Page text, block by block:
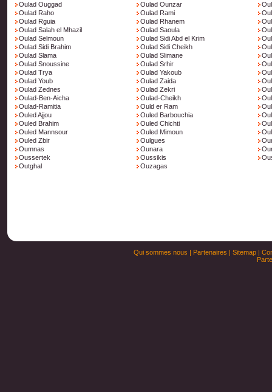
Oulad Ouggad
Oulad Ounzar
Oulad Raho
Oulad Rami
Oulad Rguia
Oulad Rhanem
Oulad Salah el Mhazil
Oulad Saoula
Oulad Selmoun
Oulad Sidi Abd el Krim
Oulad Sidi Brahim
Oulad Sidi Cheikh
Oulad Slama
Oulad Slimane
Oulad Snoussine
Oulad Srhir
Oulad Trya
Oulad Yakoub
Oulad Youb
Oulad Zaida
Oulad Zednes
Oulad Zekri
Oulad-Ben-Aicha
Oulad-Cheikh
Oulad-Ramitia
Ould er Ram
Ouled Ajjou
Ouled Barbouchia
Ouled Brahim
Ouled Chichti
Ouled Mannsour
Ouled Mimoun
Ouled Zbir
Oulgues
Oumnas
Ounara
Oussertek
Oussikis
Outghal
Ouzagas
Qui sommes nous | Partenaires | Sitemap|